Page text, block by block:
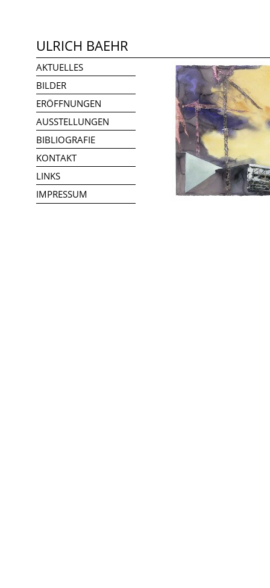
ULRICH BAEHR
AKTUELLES
BILDER
ERÖFFNUNGEN
AUSSTELLUNGEN
BIBLIOGRAFIE
KONTAKT
LINKS
IMPRESSUM